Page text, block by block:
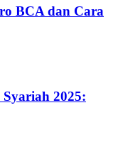
BCA dan Cara
2025: